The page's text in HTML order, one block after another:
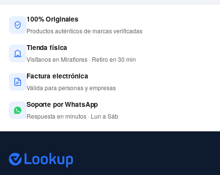
100% Originales
Productos auténticos de marcas verificadas
Tienda física
Visítanos en Miraflores · Retiro en 30 min
Factura electrónica
Válida para personas y empresas
Soporte por WhatsApp
Respuesta en minutos · Lun a Sáb